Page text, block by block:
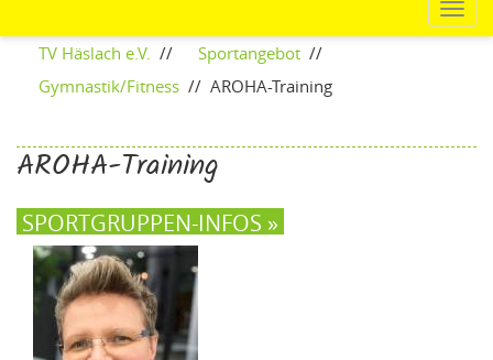
TV Häslach e.V. // Sportangebot //
Gymnastik/Fitness // AROHA-Training
AROHA-Training
SPORTGRUPPEN-INFOS »